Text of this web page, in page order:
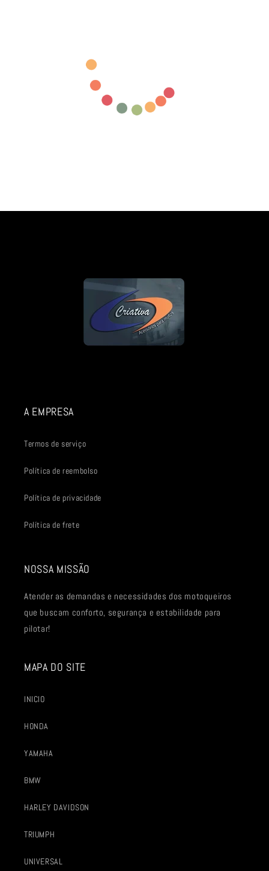
A EMPRESA
Termos de serviço
Política de reembolso
Política de privacidade
Política de frete
NOSSA MISSÃO
Atender as demandas e necessidades dos motoqueiros
que buscam conforto, segurança e estabilidade para
pilotar!
MAPA DO SITE
INICIO
HONDA
YAMAHA
BMW
HARLEY DAVIDSON
TRIUMPH
UNIVERSAL